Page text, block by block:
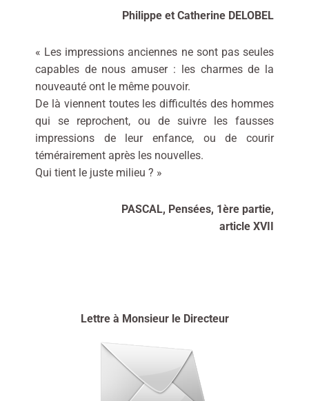
Philippe et Catherine DELOBEL
« Les impressions anciennes ne sont pas seules
capables de nous amuser : les charmes de la
nouveauté ont le même pouvoir.
De là viennent toutes les difficultés des hommes
qui se reprochent, ou de suivre les fausses
impressions de leur enfance, ou de courir
témérairement après les nouvelles.
Qui tient le juste milieu ? »
PASCAL, Pensées, 1ère partie,
article XVII
Lettre à Monsieur le Directeur